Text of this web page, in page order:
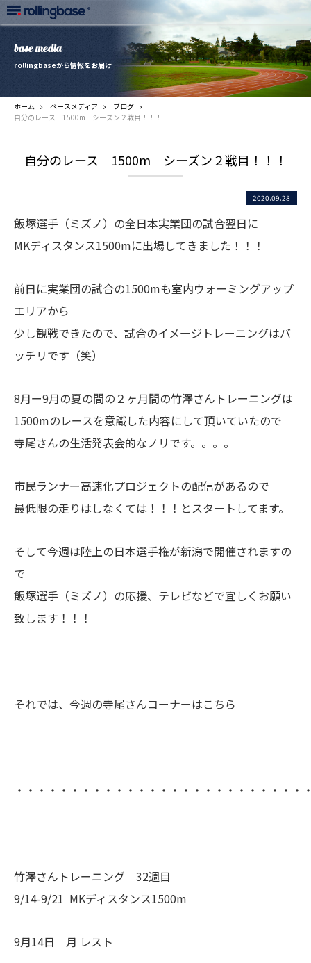
base media
rollingbaseから情報をお届け
ホーム ベースメディア
ブログ
自分のレース 1500m シーズン２戦目！！！
自分のレース 1500m シーズン２戦目！！！
2020.09.28
飯塚選手（ミズノ）の全日本実業団の試合翌日に
MKディスタンス1500mに出場してきました！！！
前日に実業団の試合の1500mも室内ウォーミングアップ
エリアから
少し観戦できたので、試合のイメージトレーニングはバ
ッチリです（笑）
8月ー9月の夏の間の２ヶ月間の竹澤さんトレーニングは
1500mのレースを意識した内容にして頂いていたので
寺尾さんの生活発表会的なノリです。。。。
市民ランナー高速化プロジェクトの配信があるので
最低限の走りはしなくては！！！とスタートしてます。
そして今週は陸上の日本選手権が新潟で開催されますの
で
飯塚選手（ミズノ）の応援、テレビなどで宜しくお願い
致します！！！
それでは、今週の寺尾さんコーナーはこちら
・・・・・・・・・・・・・・・・・・・・・・・・・
竹澤さんトレーニング 32週目
9/14-9/21 MKディスタンス1500m
9月14日 月 レスト